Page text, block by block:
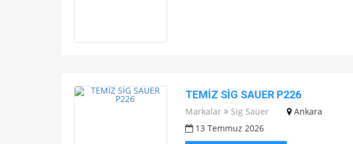
TEMİZ SİG SAUER P226
Markalar Sig Sauer
Ankara
13 Temmuz 2026